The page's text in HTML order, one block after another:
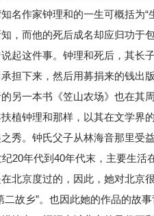
名作家钟理和的一生可概括为“
，而他的死后成名却应归功于
说起这件事。钟理和死后，其长
担下来，然后用募捐来的钱出
另一本书《笠山农场》也在其
植钟理和那样，以其在文学界
秀。钟氏父子从林海音那里受
20年代到40年代末，主要生活
北京度过的，因此，她对北京
二故乡”。也因此她的作品的故